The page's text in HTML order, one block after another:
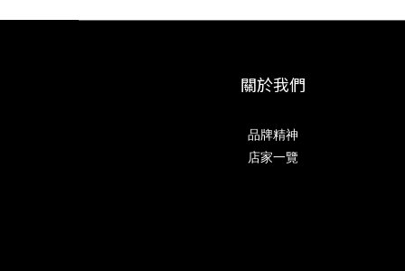
關於我們
品牌精神
店家一覽